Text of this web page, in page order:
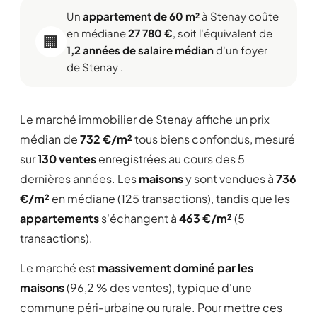
🏢
Un appartement de 60 m² à Stenay coûte
en médiane27 780 €, soit l'équivalent de
1,2 années de salaire médiand'un foyer
de Stenay .
Le marché immobilier de Stenay affiche un prix
médian de732 €/m²tous biens confondus, mesuré
sur130 ventesenregistrées au cours des 5
dernières années. Lesmaisonsy sont vendues à736
€/m² en médiane (125 transactions), tandis que les
appartementss'échangent à463 €/m²(5
transactions).
Le marché estmassivement dominé par les
maisons(96,2 % des ventes), typique d'une
commune péri-urbaine ou rurale. Pour mettre ces